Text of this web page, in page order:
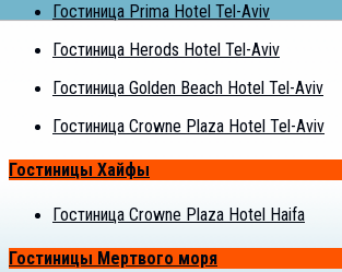
Гостиница Prima Hotel Tel-Aviv
Гостиница Herods Hotel Tel-Aviv
Гостиница Golden Beach Hotel Tel-Aviv
Гостиница Crowne Plaza Hotel Tel-Aviv
Гостиницы Хайфы
Гостиница Crowne Plaza Hotel Haifa
Гостиницы Мертвого моря